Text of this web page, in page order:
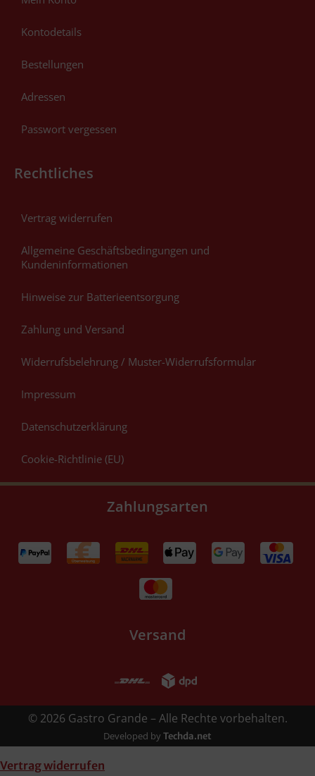
Kontodetails
Bestellungen
Adressen
Passwort vergessen
Rechtliches
Vertrag widerrufen
Allgemeine Geschäftsbedingungen und
Kundeninformationen
Hinweise zur Batterieentsorgung
Zahlung und Versand
Widerrufsbelehrung / Muster-Widerrufsformular
Impressum
Datenschutzerklärung
Cookie-Richtlinie (EU)
Zahlungsarten
Versand
© 2026 Gastro Grande – Alle Rechte vorbehalten.
Developed by Techda.net
Vertrag widerrufen